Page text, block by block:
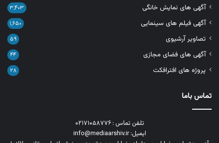
آگهی های نمایش خانگی ۳,۴۰۳
آگهی فیلم های سینمایی ۱,۶۵۰
تصاویر آرشیوی ۵۹
آگهی های فضای مجازی ۴۴
پروژه های افترافکت ۲۸
تماس باما
تلفن تماس : ۰۲۱۷۱۰۵۸۷۷۶
ایمیل: info@mediaarshiv.ir